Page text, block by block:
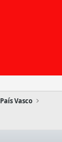
País Vasco